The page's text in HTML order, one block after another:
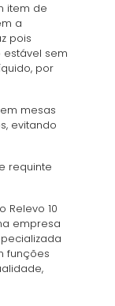
item de
a
pois
sem
por
mesas
evitando
requinte
Relevo 10
empresa
funções